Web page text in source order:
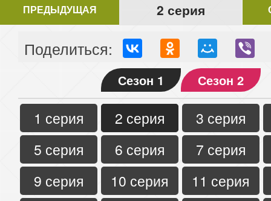
ПРЕДЫДУЩАЯ 2 серия
Поделиться:
Сезон 1 Сезон 2
1 серия 2 серия
3 серия
5 серия
6 серия
7 серия
9 серия
10 серия
11 серия